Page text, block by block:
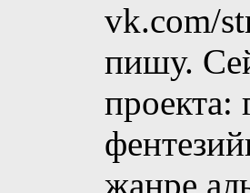
vk.com/
пишу.
проекта:
жанре